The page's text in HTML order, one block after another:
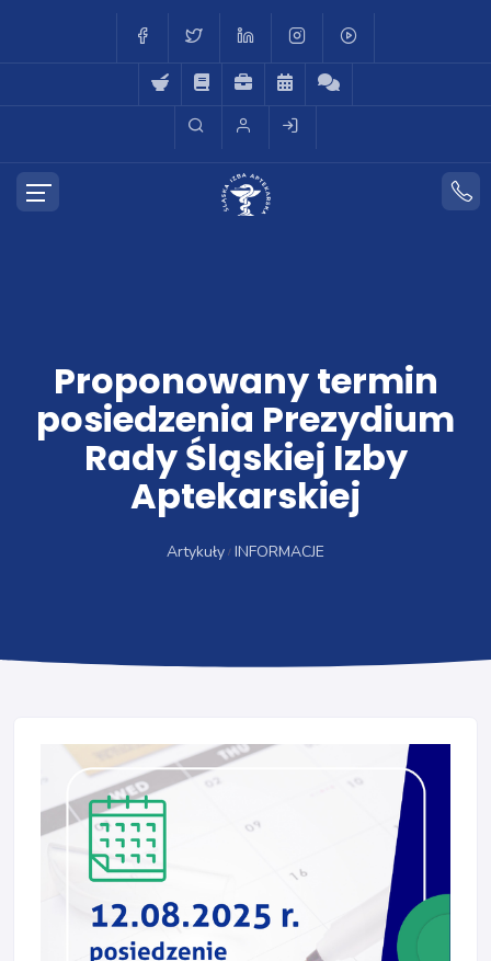
Proponowany termin
posiedzenia Prezydium
Rady Śląskiej Izby
Aptekarskiej
Artykuły INFORMACJE